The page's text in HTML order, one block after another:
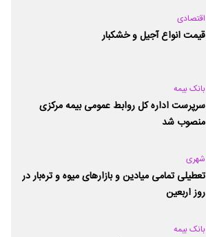
اقتصادی
قیمت انواع آجیل و خشکبار
بانک بیمه
سرپرست اداره کل روابط عمومی بیمه مرکزی
منصوب شد
شهری
تعطیلی تمامی میادین و بازارهای میوه و تره‌بار در
روز اربعین
بانک بیمه